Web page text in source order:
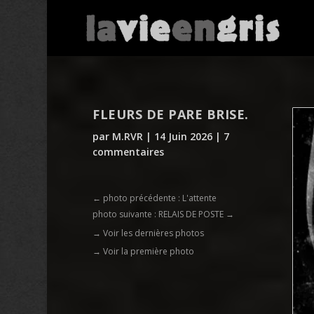
FLEURS DE PARE BRISE.
par M.RVR | 14 Juin 2026 | 7
commentaires
← photo précédente : L'attente
photo suivante : RELAIS DE POSTE →
→ Voir les dernières photos
→ Voir la première photo